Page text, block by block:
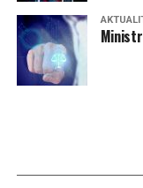
uhlím. Ta v
spotřeby.
Připomeňme, že
(SDEU) v
verdiktem
tomuto rozhodnutí